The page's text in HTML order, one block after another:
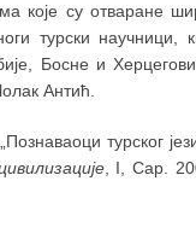
које су отваране
турски
Босне и
Антић.
турског
, I, Сар.